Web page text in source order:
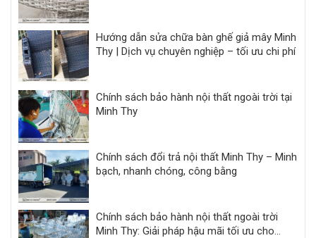
Hướng dẫn sửa chữa bàn ghế giả mây Minh
Thy | Dịch vụ chuyên nghiệp – tối ưu chi phí
Chính sách bảo hành nội thất ngoài trời tại
Minh Thy
Chính sách đổi trả nội thất Minh Thy – Minh
bạch, nhanh chóng, công bằng
Chính sách bảo hành nội thất ngoài trời
Minh Thy: Giải pháp hậu mãi tối ưu cho